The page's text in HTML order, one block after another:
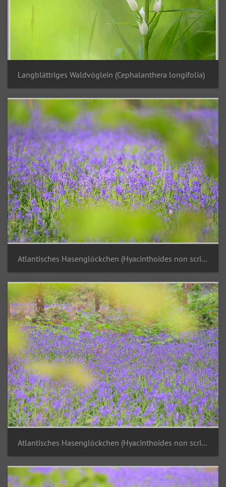
Langblättriges Waldvöglein (Cephalanthera longifolia)
Atlantisches Hasenglöckchen (Hyacinthoides non scripta)
Atlantisches Hasenglöckchen (Hyacinthoides non scripta)